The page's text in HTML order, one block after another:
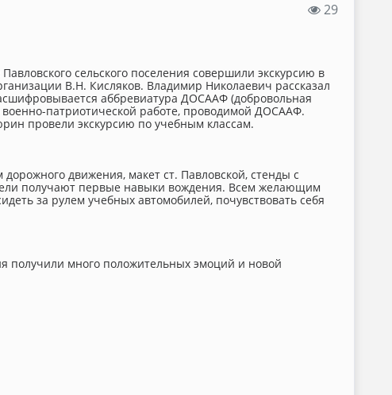
29
сельского поселения совершили экскурсию в
В.Н. Кисляков. Владимир Николаевич рассказал
аббревиатура ДОСААФ (добровольная
патриотической работе, проводимой ДОСААФ.
провели экскурсию по учебным классам.
движения, макет ст. Павловской, стенды с
получают первые навыки вождения. Всем желающим
за рулем учебных автомобилей, почувствовать себя
получили много положительных эмоций и новой